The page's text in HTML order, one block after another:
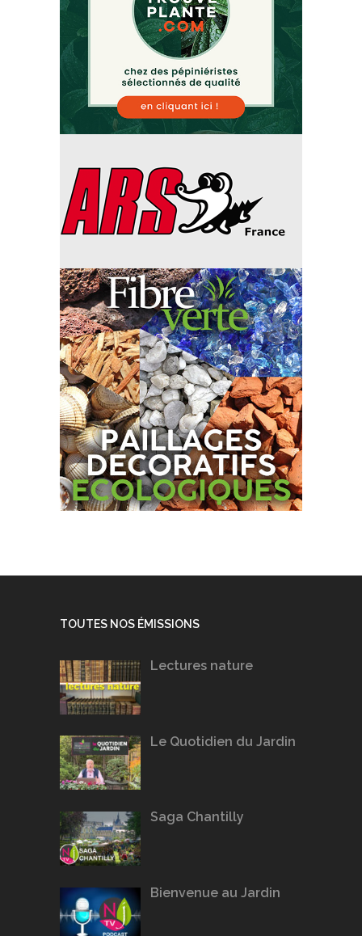
TOUTES NOS ÉMISSIONS
Lectures nature
Le Quotidien du Jardin
Saga Chantilly
Bienvenue au Jardin